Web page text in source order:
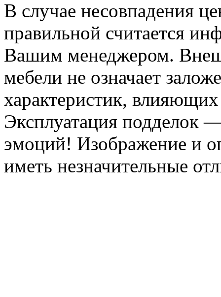
В случае несовпадения
правильной считается
Вашим менеджером.
мебели не означает
характеристик, влияющих
Эксплуатация подделок
эмоций! Изображение и
иметь незначительные